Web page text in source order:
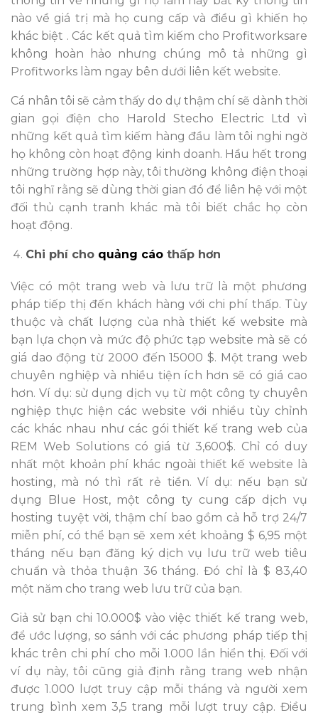
nào về giá trị mà họ cung cấp và điều gì khiến họ
khác biệt . Các kết quả tìm kiếm cho Profitworksare
không hoàn hảo nhưng chúng mô tả những gì
Profitworks làm ngay bên dưới liên kết website.
Cá nhân tôi sẽ cảm thấy do dự thậm chí sẽ dành thời
gian gọi điện cho Harold Stecho Electric Ltd vì
những kết quả tìm kiếm hàng đầu làm tôi nghi ngờ
họ không còn hoạt động kinh doanh. Hầu hết trong
những trường hợp này, tôi thường không điện thoại
tôi nghĩ rằng sẽ dùng thời gian đó để liên hệ với một
đối thủ cạnh tranh khác mà tôi biết chắc họ còn
hoạt động.
Chi phí cho quảng cáothấp hơn
Việc có một trang web và lưu trữ là một phương
pháp tiếp thị đến khách hàng với chi phí thấp. Tùy
thuộc và chất lượng của nhà thiết kế website mà
bạn lựa chọn và mức độ phức tạp website mà sẽ có
giá dao động từ 2000 đến 15000 $. Một trang web
chuyên nghiệp và nhiều tiện ích hơn sẽ có giá cao
hơn. Ví dụ: sử dụng dịch vụ từ một công ty chuyên
nghiệp thực hiện các website với nhiều tùy chỉnh
các khác nhau như các gói thiết kế trang web của
REM Web Solutions có giá từ 3,600$. Chỉ có duy
nhất một khoản phí khác ngoài thiết kế website là
hosting, mà nó thì rất rẻ tiền. Ví dụ: nếu bạn sử
dụng Blue Host, một công ty cung cấp dịch vụ
hosting tuyệt vời, thậm chí bao gồm cả hỗ trợ 24/7
miễn phí, có thể bạn sẽ xem xét khoảng $ 6,95 một
tháng nếu bạn đăng ký dịch vụ lưu trữ web tiêu
chuẩn và thỏa thuận 36 tháng. Đó chỉ là $ 83,40
một năm cho trang web lưu trữ của bạn.
Giả sử bạn chi 10.000$ vào việc thiết kế trang web,
để ước lượng, so sánh với các phương pháp tiếp thị
khác trên chi phí cho mỗi 1.000 lần hiển thị. Đối với
ví dụ này, tôi cũng giả định rằng trang web nhận
được 1.000 lượt truy cập mỗi tháng và người xem
trung bình xem 3,5 trang mỗi lượt truy cập. Điều